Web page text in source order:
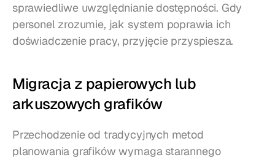
sprawiedliwe uwzględnianie dostępności. Gdy
personel zrozumie, jak system poprawia ich
doświadczenie pracy, przyjęcie przyspiesza.
Migracja z papierowych lub
arkuszowych grafików
Przechodzenie od tradycyjnych metod
planowania grafików wymaga starannego